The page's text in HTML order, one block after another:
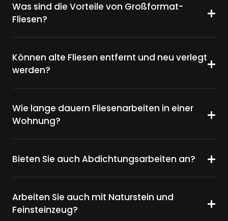
Was sind die Vorteile von Großformat-
Fliesen?
Können alte Fliesen entfernt und neu verlegt
werden?
Wie lange dauern Fliesenarbeiten in einer
Wohnung?
Bieten Sie auch Abdichtungsarbeiten an?
Arbeiten Sie auch mit Naturstein und
Feinsteinzeug?